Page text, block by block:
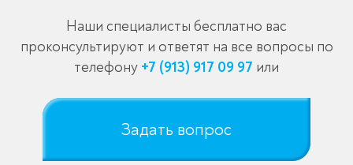
Наши специалисты бесплатно вас
проконсультируют и ответят на все вопросы по
телефону +7 (913) 917 09 97 или
Задать вопрос